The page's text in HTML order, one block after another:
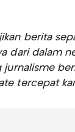
berita
dari dalam
jurnalisme
tercepat